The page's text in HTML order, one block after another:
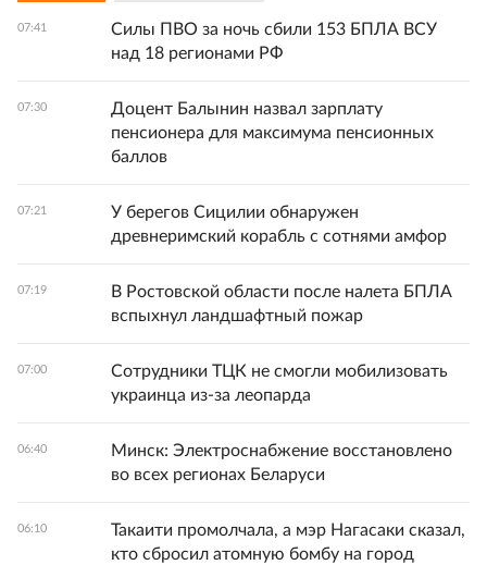
07:41
Силы ПВО за ночь сбили 153 БПЛА ВСУ
над 18 регионами РФ
07:30
Доцент Балынин назвал зарплату
пенсионера для максимума пенсионных
баллов
07:21
У берегов Сицилии обнаружен
древнеримский корабль с сотнями амфор
07:19
В Ростовской области после налета БПЛА
вспыхнул ландшафтный пожар
07:00
Сотрудники ТЦК не смогли мобилизовать
украинца из-за леопарда
06:40
Минск: Электроснабжение восстановлено
во всех регионах Беларуси
06:10
Такаити промолчала, а мэр Нагасаки сказал,
кто сбросил атомную бомбу на город